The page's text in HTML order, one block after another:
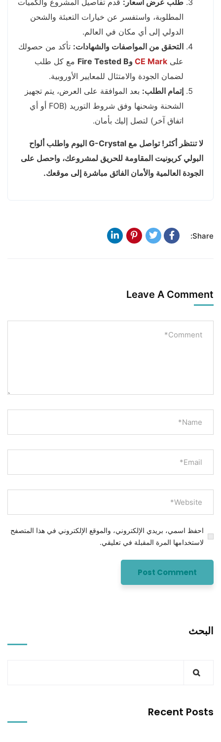
طلب عرض أسعار: قدم تفاصيل المشروع والكميات
المطلوبة، واستفسر عن خيارات التعبئة والشحن
الدولي إلى أي مكان في العالم.
التحقق من المواصفات والشهادات: تأكد من حصولك
على CE Mark وFire Tested B
مع كل طلب
لضمان الجودة والامتثال للمعايير الأوروبية.
إتمام الطلب: بعد الموافقة على العرض، يتم تجهيز
الشحنة وشحنها وفق شروط التوريد (FOB أو أي
اتفاق آخر) لتصل إليك بأمان.
لا تنتظر أكثر! تواصل مع G-Crystal اليوم واطلب ألواح
البولي كربونيت المقاومة للحريق لمشروعك، واحصل على
الجودة العالمية والأمان الفائق مباشرة إلى موقعك.
Share:
Leave A Comment
احفظ اسمي، بريدي الإلكتروني، والموقع الإلكتروني في هذا المتصفح
لاستخدامها المرة المقبلة في تعليقي.
البحث
Recent Posts